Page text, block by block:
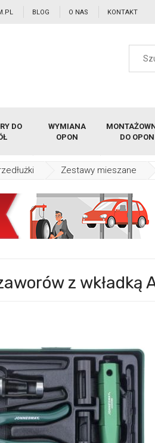
BLOG O NAS KONTAKT
DO
WYMIANA
OPON
DO OPON
Zestawy mieszane
z wkładką